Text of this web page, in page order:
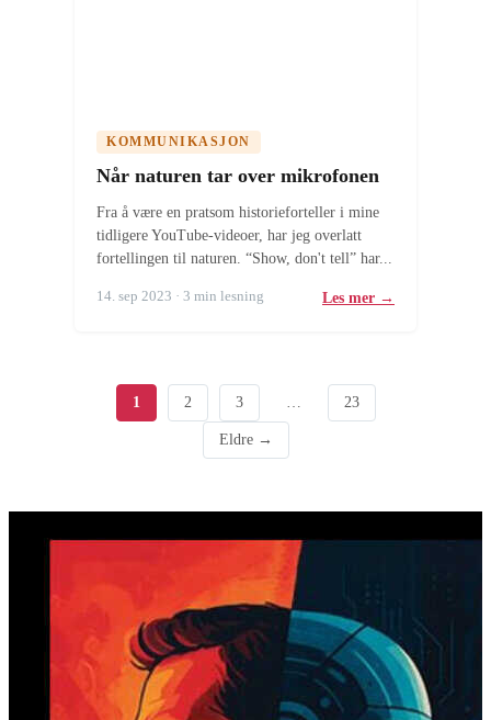
KOMMUNIKASJON
Når naturen tar over mikrofonen
Fra å være en pratsom historieforteller i mine
tidligere YouTube-videoer, har jeg overlatt
fortellingen til naturen. “Show, don't tell” har...
14. sep 2023 · 3 min lesning Les mer →
1 2 3 … 23
Eldre →